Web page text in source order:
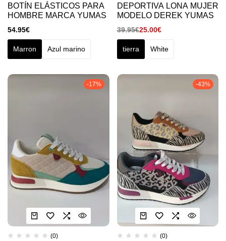
BOTÍN ELÁSTICOS PARA
HOMBRE MARCA YUMAS
54.95€
Marron Azul marino
DEPORTIVA LONA MUJER
MODELO DEREK YUMAS
39.95€25.00€
tierra White
-17%
(0)
-43%
(0)